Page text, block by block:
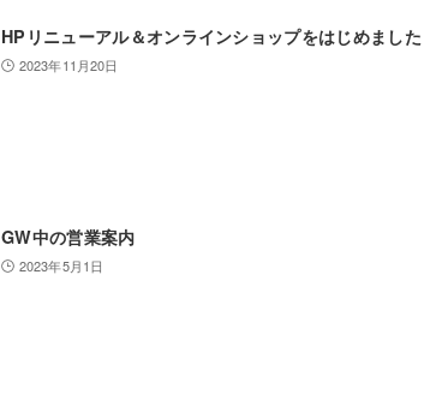
HPリニューアル＆オンラインショップをはじめました
2023年11月20日
GW中の営業案内
2023年5月1日